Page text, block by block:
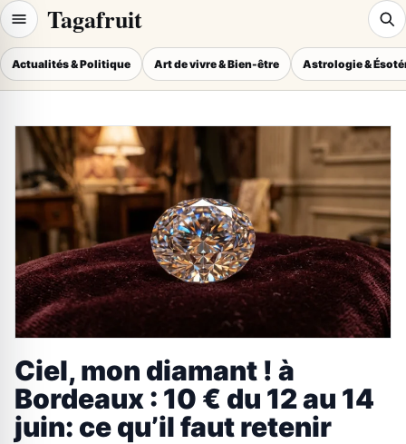
Tagafruit
Actualités & Politique Art de vivre & Bien-être Astrologie &
Ciel, mon diamant ! à
Bordeaux : 10 € du 12 au 14
juin: ce qu’il faut retenir